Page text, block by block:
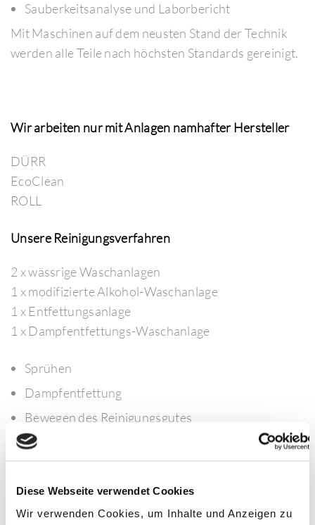
Diese Webseite verwendet Cookies
Wir verwenden Cookies, um Inhalte und Anzeigen zu
Sauberkeitsanalyse und Laborbericht
Mit Maschinen auf dem neusten Stand der Technik
werden alle Teile nach höchsten Standards gereinigt.
Wir arbeiten nur mit Anlagen namhafter Hersteller
DÜRR
EcoClean
ROLL
Unsere Reinigungsverfahren
2 x wässrige Waschanlagen
1 x modifizierte Alkohol-Waschanlage
1 x Entfettungsanlage
1 x Dampfentfettungs-Waschanlage
Sprühen
Dampfentfettung
Bewegen des Reinigungsgutes
Drehen, Oszillieren bzw. Schwenken)
Ultraschallbehandlung in verschiedenen
Frequenzen
Tauchen